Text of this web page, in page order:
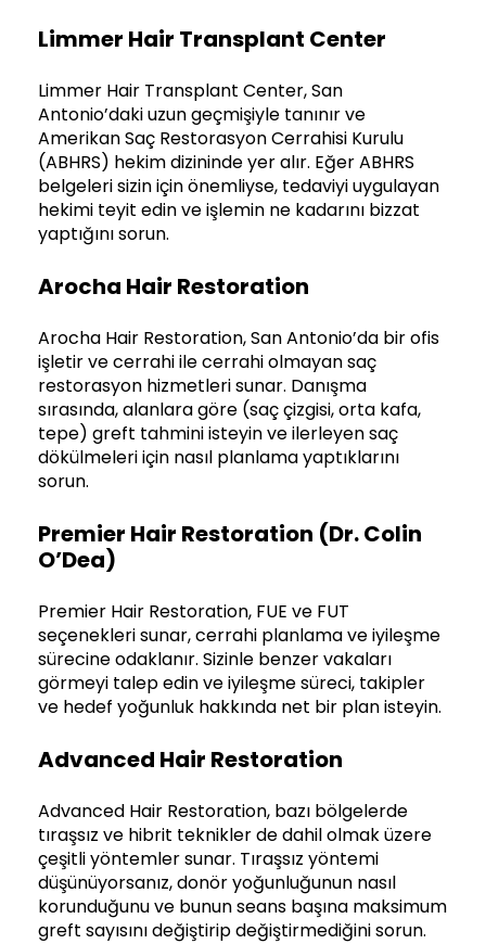
Limmer Hair Transplant Center
Limmer Hair Transplant Center, San
Antonio’daki uzun geçmişiyle tanınır ve
Amerikan Saç Restorasyon Cerrahisi Kurulu
(ABHRS) hekim dizininde yer alır. Eğer ABHRS
belgeleri sizin için önemliyse, tedaviyi uygulayan
hekimi teyit edin ve işlemin ne kadarını bizzat
yaptığını sorun.
Arocha Hair Restoration
Arocha Hair Restoration, San Antonio’da bir ofis
işletir ve cerrahi ile cerrahi olmayan saç
restorasyon hizmetleri sunar. Danışma
sırasında, alanlara göre (saç çizgisi, orta kafa,
tepe) greft tahmini isteyin ve ilerleyen saç
dökülmeleri için nasıl planlama yaptıklarını
sorun.
Premier Hair Restoration (Dr. Colin
O’Dea)
Premier Hair Restoration, FUE ve FUT
seçenekleri sunar, cerrahi planlama ve iyileşme
sürecine odaklanır. Sizinle benzer vakaları
görmeyi talep edin ve iyileşme süreci, takipler
ve hedef yoğunluk hakkında net bir plan isteyin.
Advanced Hair Restoration
Advanced Hair Restoration, bazı bölgelerde
tıraşsız ve hibrit teknikler de dahil olmak üzere
çeşitli yöntemler sunar. Tıraşsız yöntemi
düşünüyorsanız, donör yoğunluğunun nasıl
korunduğunu ve bunun seans başına maksimum
greft sayısını değiştirip değiştirmediğini sorun.